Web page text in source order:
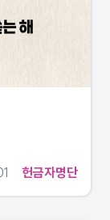
헌금자명단